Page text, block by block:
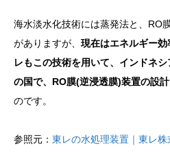
海水淡水化技術には蒸発法と、RO
がありますが、 現在はエネルギー
レもこの技術を用いて、インドネ
の国で、RO膜(逆浸透膜)装置の設
のです。
参照元： 東レの水処理装置｜東レ株